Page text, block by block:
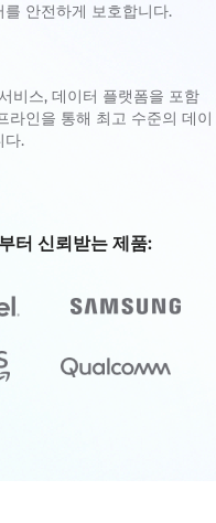
안전하게 보호합니다.
비스, 데이터 플랫폼을 포함
라인을 통해 최고 수준의 데이
다.
터 신뢰받는 제품: